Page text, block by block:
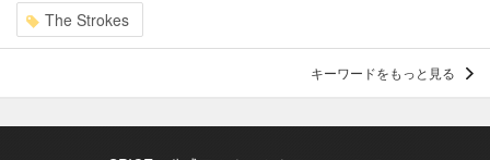
The Strokes
キーワードをもっと見る